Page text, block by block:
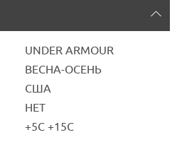
UNDER ARMOUR
ВЕСНА-ОСЕНЬ
США
НЕТ
+5С +15С